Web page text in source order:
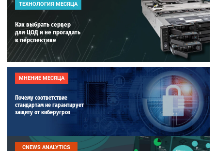
ТЕХНОЛОГИЯ МЕСЯЦА
Как выбрать сервер
для ЦОД и не прогадать
в перспективе
МНЕНИЕ МЕСЯЦА
Почему соответствие
стандартам не гарантирует
защиту от киберугроз
CNEWS ANALYTICS